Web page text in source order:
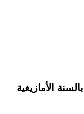
الأمازيغية